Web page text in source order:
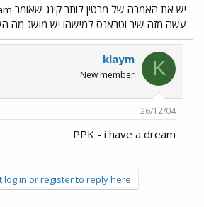
עשה מזה שיר וטראנס למישהו יש מושג מה
K
klaym
New member
26/12/04
PPK - i have a dream
log in or register to reply here.